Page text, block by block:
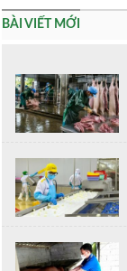
BÀI VIẾT MỚI